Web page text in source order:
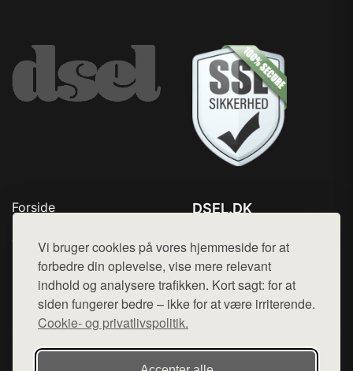
Vi bruger cookies på vores hjemmeside for at
forbedre din oplevelse, vise mere relevant
indhold og analysere trafikken. Kort sagt: for at
siden fungerer bedre – ikke for at være irriterende.
Cookie- og privatlivspolitik.
Forside
Top Rabatter
Blog
Kontakt
DSEL.DK
Mail: hej@want.dk
Cookie- og privatlivspolitik
Denne side er en del af want.dk, der udgiver en række